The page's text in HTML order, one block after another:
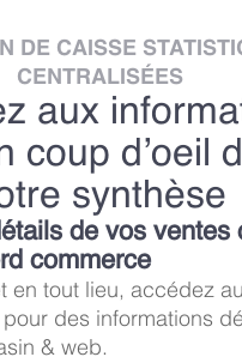
DE CAISSE
CENTRALISÉES
aux
coup d’oeil
synthèse
de vos ventes
commerce
en tout lieu, accédez
des informations
& web.